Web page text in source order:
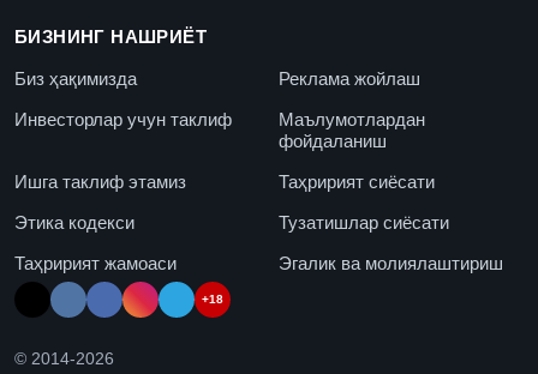
БИЗНИНГ НАШРИЁТ
Биз ҳақимизда
Реклама жойлаш
Инвесторлар учун таклиф
Маълумотлардан
фойдаланиш
Ишга таклиф этамиз
Таҳририят сиёсати
Этика кодекси
Тузатишлар сиёсати
Таҳририят жамоаси
Эгалик ва молиялаштириш
+18
© 2014-2026